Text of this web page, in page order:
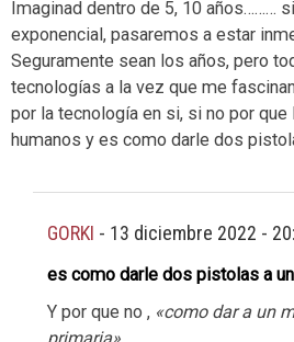
Imaginad dentro de 5, 10 años………
exponencial, pasaremos a estar
Seguramente sean los años, pero
tecnologías a la vez que me
por la tecnología en si, si no por
humanos y es como darle dos
GORKI - 13 diciembre 2022 -
es como darle dos pistolas a
Y por que no , «como dar a un